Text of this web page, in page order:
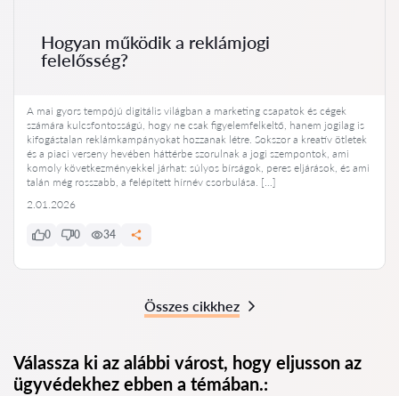
Hogyan működik a reklámjogi
felelősség?
A mai gyors tempójú digitális világban a marketing csapatok és cégek
számára kulcsfontosságú, hogy ne csak figyelemfelkeltő, hanem jogilag is
kifogástalan reklámkampányokat hozzanak létre. Sokszor a kreatív ötletek
és a piaci verseny hevében háttérbe szorulnak a jogi szempontok, ami
komoly következményekkel járhat: súlyos bírságok, peres eljárások, és ami
talán még rosszabb, a felépített hírnév csorbulása. […]
2.01.2026
0 0 34
Összes cikkhez
Válassza ki az alábbi várost, hogy eljusson az
ügyvédekhez ebben a témában.: